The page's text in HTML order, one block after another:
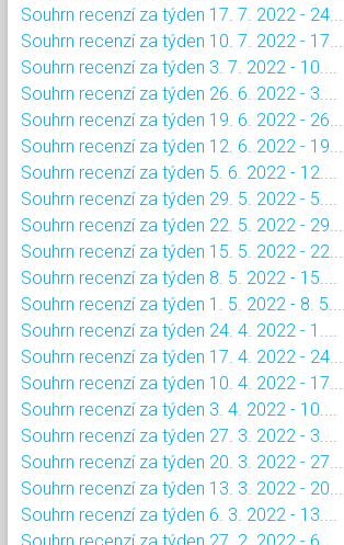
Souhrn recenzí za týden 17. 7. 2022 - 24....
Souhrn recenzí za týden 10. 7. 2022 - 17....
Souhrn recenzí za týden 3. 7. 2022 - 10....
Souhrn recenzí za týden 26. 6. 2022 - 3....
Souhrn recenzí za týden 19. 6. 2022 - 26....
Souhrn recenzí za týden 12. 6. 2022 - 19....
Souhrn recenzí za týden 5. 6. 2022 - 12....
Souhrn recenzí za týden 29. 5. 2022 - 5....
Souhrn recenzí za týden 22. 5. 2022 - 29....
Souhrn recenzí za týden 15. 5. 2022 - 22....
Souhrn recenzí za týden 8. 5. 2022 - 15....
Souhrn recenzí za týden 1. 5. 2022 - 8. 5....
Souhrn recenzí za týden 24. 4. 2022 - 1....
Souhrn recenzí za týden 17. 4. 2022 - 24....
Souhrn recenzí za týden 10. 4. 2022 - 17....
Souhrn recenzí za týden 3. 4. 2022 - 10....
Souhrn recenzí za týden 27. 3. 2022 - 3....
Souhrn recenzí za týden 20. 3. 2022 - 27....
Souhrn recenzí za týden 13. 3. 2022 - 20....
Souhrn recenzí za týden 6. 3. 2022 - 13....
Souhrn recenzí za týden 27. 2. 2022 - 6....